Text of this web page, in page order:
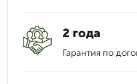
2 года
Гарантия по